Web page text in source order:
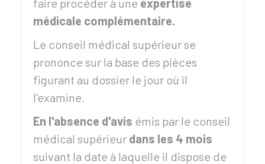
faire procéder à une expertise
médicale complémentaire.
Le conseil médical supérieur se
prononce sur la base des pièces
figurant au dossier le jour où il
l'examine.
En l'absence d'avis émis par le conseil
médical supérieur dans les 4 mois
suivant la date à laquelle il dispose de